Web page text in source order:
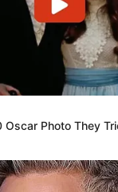
Oscar Photo They